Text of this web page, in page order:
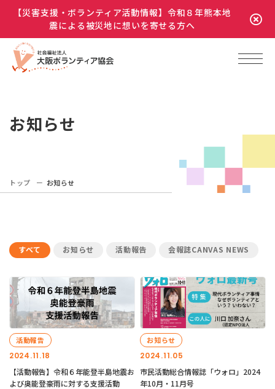
【災害支援・ボランティア活動情報】令和８年熊本地
震による被災地に想いを寄せる方へ
お知らせ
トップ お知らせ
すべて お知らせ 活動報告 会報誌CANVAS NEWS
2024.11.18
活動報告
【活動報告】令和６年能登半島地震お
よび奥能登豪雨に対する支援活動
2024.11.05
お知らせ
市民活動総合情報誌「ウォロ」2024
年10月・11月号